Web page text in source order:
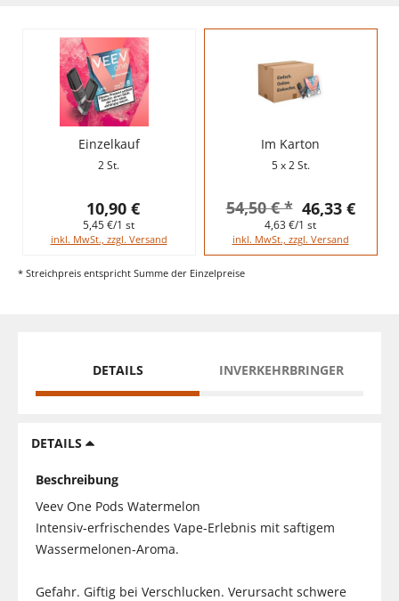
Einzelkauf
2 St.
10,90 €
5,45 €/1 st
inkl. MwSt., zzgl. Versand
Im Karton
5 x 2 St.
46,33 €
54,50 € *
4,63 €/1 st
inkl. MwSt., zzgl. Versand
* Streichpreis entspricht Summe der Einzelpreise
DETAILS INVERKEHRBRINGER
DETAILS
Beschreibung
Veev One Pods Watermelon
Intensiv-erfrischendes Vape-Erlebnis mit saftigem
Wassermelonen-Aroma.
Gefahr. Giftig bei Verschlucken. Verursacht schwere